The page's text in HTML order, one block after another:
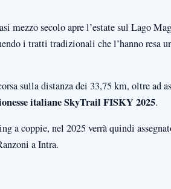
mezzo secolo apre l’estate sul Lago
i tratti tradizionali che l’hanno resa
sulla distanza dei 33,75 km, oltre ad
italiane SkyTrail FISKY 2025.
a coppie, nel 2025 verrà quindi
a Intra.